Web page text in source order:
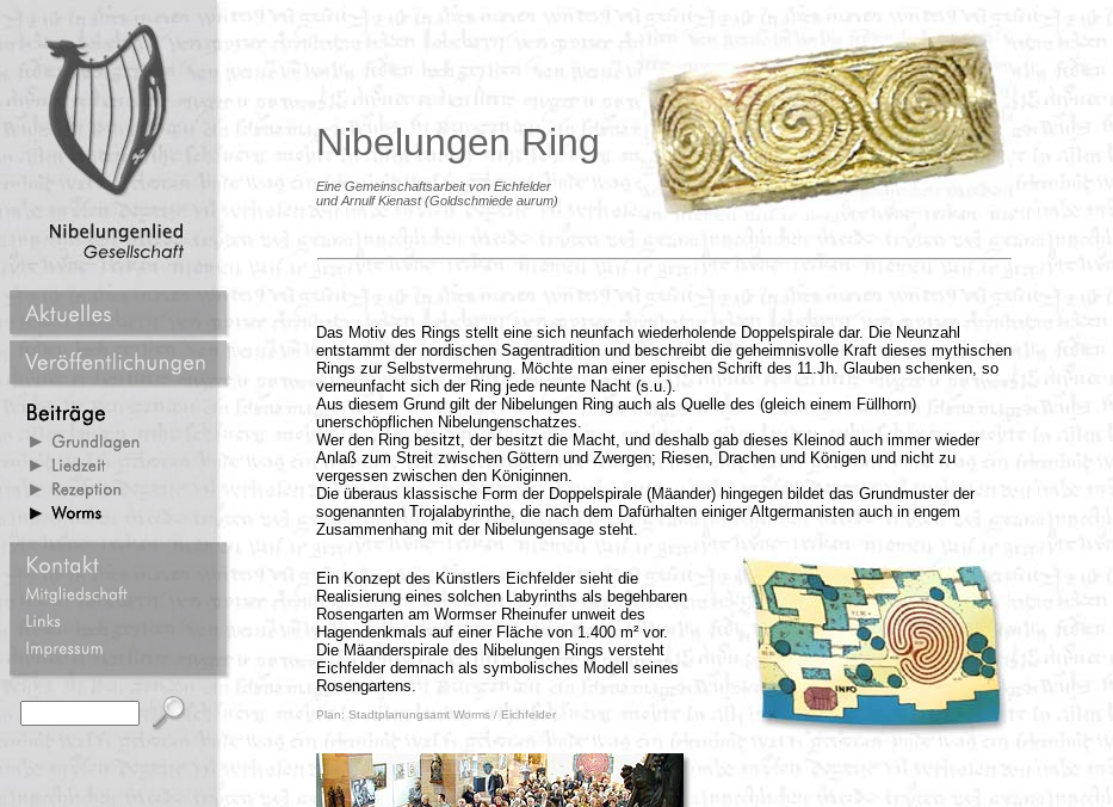
Nibelungen Ring
Eine Gemeinschaftsarbeit von Eichfelder
und Arnulf Kienast (Goldschmiede aurum)
Das Motiv des Rings stellt eine sich neunfach wiederholende Doppelspirale dar. Die Neunzahl
entstammt der nordischen Sagentradition und beschreibt die geheimnisvolle Kraft dieses mythischen
Rings zur Selbstvermehrung. Möchte man einer epischen Schrift des 11.Jh. Glauben schenken, so
verneunfacht sich der Ring jede neunte Nacht (s.u.).
Aus diesem Grund gilt der Nibelungen Ring auch als Quelle des (gleich einem Füllhorn)
unerschöpflichen Nibelungenschatzes.
Wer den Ring besitzt, der besitzt die Macht, und deshalb gab dieses Kleinod auch immer wieder
Anlaß zum Streit zwischen Göttern und Zwergen; Riesen, Drachen und Königen und nicht zu
vergessen zwischen den Königinnen.
Die überaus klassische Form der Doppelspirale (Mäander) hingegen bildet das Grundmuster der
sogenannten Trojalabyrinthe, die nach dem Dafürhalten einiger Altgermanisten auch in engem
Zusammenhang mit der Nibelungensage steht.
Ein Konzept des Künstlers Eichfelder sieht die
Realisierung eines solchen Labyrinths als begehbaren
Rosengarten am Wormser Rheinufer unweit des
Hagendenkmals auf einer Fläche von 1.400 m² vor.
Die Mäanderspirale des Nibelungen Rings versteht
Eichfelder demnach als symbolisches Modell seines
Rosengartens.
Plan: Stadtplanungsamt Worms / Eichfelder